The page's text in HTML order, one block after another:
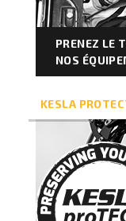
Processeur
Grappins I
PRENEZ LE
NOS
KESLA